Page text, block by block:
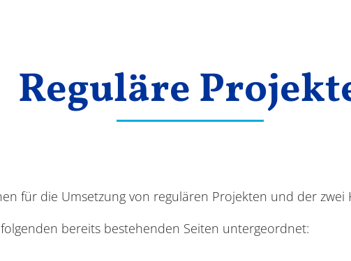
Reguläre
für die Umsetzung von regulären Projekten und der zwei
bereits bestehenden Seiten untergeordnet: